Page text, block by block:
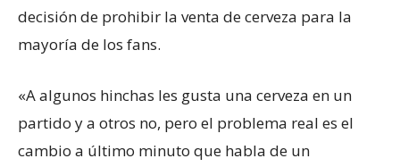
decisión de prohibir la venta de cerveza para la
mayoría de los fans.
«A algunos hinchas les gusta una cerveza en un
partido y a otros no, pero el problema real es el
cambio a último minuto que habla de un